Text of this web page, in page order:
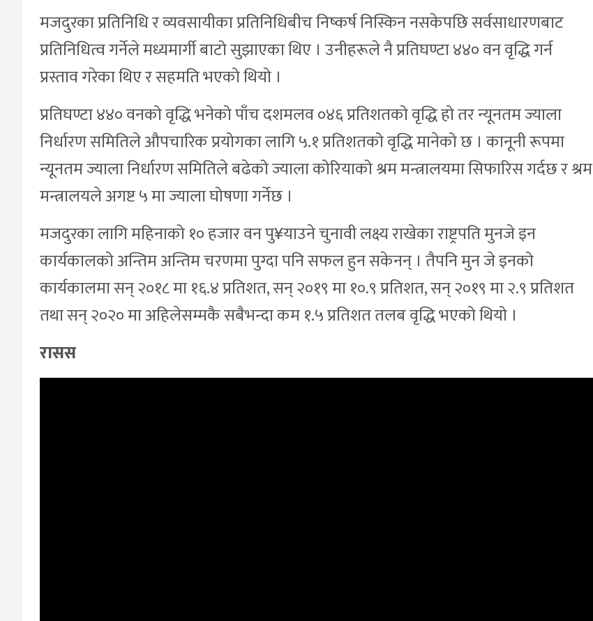
मजदुरका प्रतिनिधि र व्यवसायीका प्रतिनिधिबीच निष्कर्ष निस्किन नसकेपछि सर्वसाधारणबाट
प्रतिनिधित्व गर्नेले मध्यमार्गी बाटो सुझाएका थिए । उनीहरूले नै प्रतिघण्टा ४४० वन वृद्धि गर्न
प्रस्ताव गरेका थिए र सहमति भएको थियो ।
प्रतिघण्टा ४४० वनको वृद्धि भनेको पाँच दशमलव ०४६ प्रतिशतको वृद्धि हो तर न्यूनतम ज्याला
निर्धारण समितिले औपचारिक प्रयोगका लागि ५.१ प्रतिशतको वृद्धि मानेको छ । कानूनी रूपमा
न्यूनतम ज्याला निर्धारण समितिले बढेको ज्याला कोरियाको श्रम मन्त्रालयमा सिफारिस गर्दछ र श्रम
मन्त्रालयले अगष्ट ५ मा ज्याला घोषणा गर्नेछ ।
मजदुरका लागि महिनाको १० हजार वन पु¥याउने चुनावी लक्ष्य राखेका राष्ट्रपति मुनजे इन
कार्यकालको अन्तिम अन्तिम चरणमा पुग्दा पनि सफल हुन सकेनन् । तैपनि मुन जे इनको
कार्यकालमा सन् २०१८ मा १६.४ प्रतिशत, सन् २०१९ मा १०.९ प्रतिशत, सन् २०१९ मा २.९ प्रतिशत
तथा सन् २०२० मा अहिलेसम्मकै सबैभन्दा कम १.५ प्रतिशत तलब वृद्धि भएको थियो ।
रासस